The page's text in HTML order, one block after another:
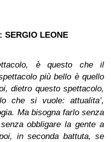
SERGIO LEONE
è questo che il
più bello è quello
dietro questo spettacolo,
che si vuole: attualita’,
Ma bisogna farlo senza
obbligare la gente a
in seconda battuta, se